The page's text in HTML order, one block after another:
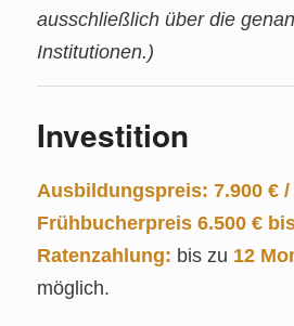
ausschließlich über die
Institutionen.)
Investition
Ausbildungspreis: 7.900 € /
Frühbucherpreis 6.500 €
Ratenzahlung: bis zu 12
möglich.